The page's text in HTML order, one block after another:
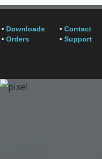
• Downloads
• Orders
• Contact
• Support